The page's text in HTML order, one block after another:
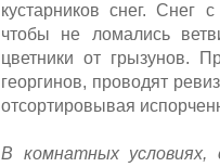
кустарников снег. Снег
чтобы не ломались
цветники от грызунов.
георгинов, проводят
отсортировывая
В комнатных